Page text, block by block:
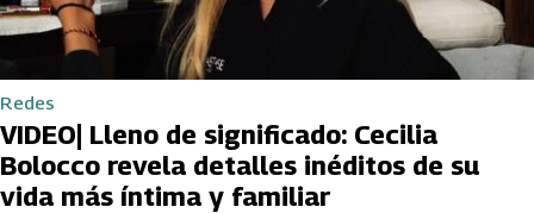
Redes
VIDEO| Lleno de significado: Cecilia
Bolocco revela detalles inéditos de su
vida más íntima y familiar